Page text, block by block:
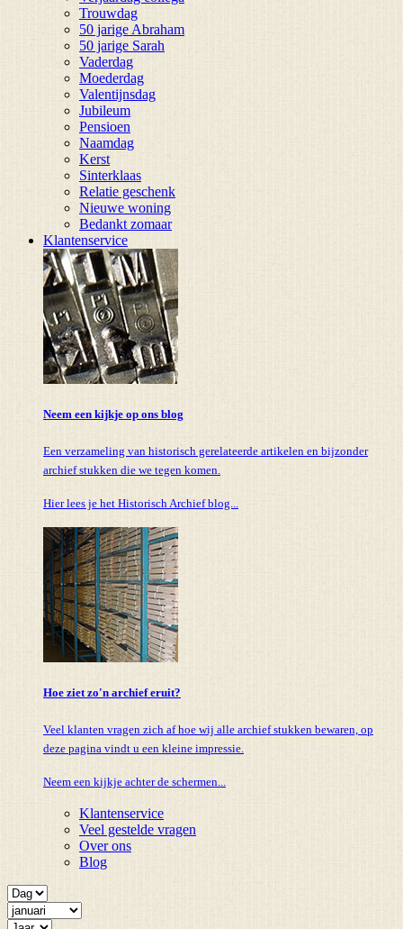
Trouwdag
50 jarige Abraham
50 jarige Sarah
Vaderdag
Moederdag
Valentijnsdag
Jubileum
Pensioen
Naamdag
Kerst
Sinterklaas
Relatie geschenk
Nieuwe woning
Bedankt zomaar
Klantenservice
Neem een kijkje op ons blog
Een verzameling van historisch gerelateerde artikelen en bijzonder
archief stukken die we tegen komen.
Hier lees je het Historisch Archief blog...
Hoe ziet zo'n archief eruit?
Veel klanten vragen zich af hoe wij alle archief stukken bewaren, op
deze pagina vindt u een kleine impressie.
Neem een kijkje achter de schermen...
Klantenservice
Veel gestelde vragen
Over ons
Blog